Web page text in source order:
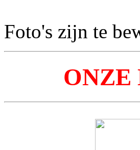
Foto's zijn te
ONZE